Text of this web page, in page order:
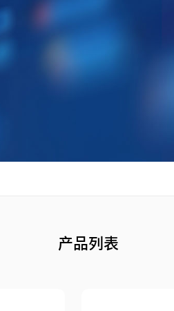
产品列表